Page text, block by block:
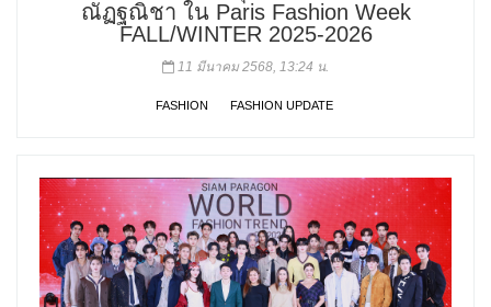
ณัฏฐณิชา ใน Paris Fashion Week
FALL/WINTER 2025-2026
11 มีนาคม 2568, 13:24 น.
FASHION FASHION UPDATE